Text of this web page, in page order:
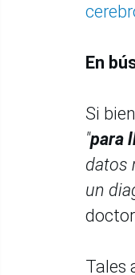
En
Si
"para
datos
un
Tales